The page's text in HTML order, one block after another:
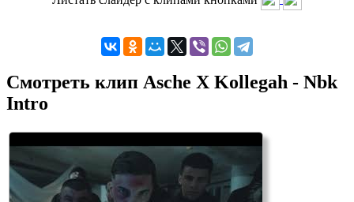
Смотреть клип Asche X Kollegah - Nbk
Intro